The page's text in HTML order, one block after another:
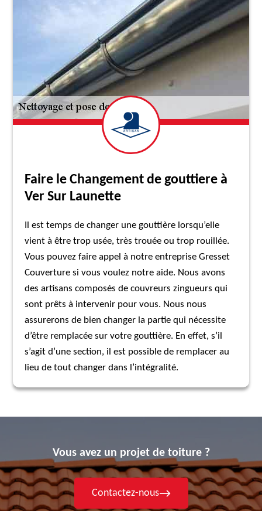
Faire le Changement de gouttiere à
Ver Sur Launette
Il est temps de changer une gouttière lorsqu’elle
vient à être trop usée, très trouée ou trop rouillée.
Vous pouvez faire appel à notre entreprise Gresset
Couverture si vous voulez notre aide. Nous avons
des artisans composés de couvreurs zingueurs qui
sont prêts à intervenir pour vous. Nous nous
assurerons de bien changer la partie qui nécessite
d’être remplacée sur votre gouttière. En effet, s’il
s’agit d’une section, il est possible de remplacer au
lieu de tout changer dans l’intégralité.
Vous avez un projet de toiture ?
Contactez-nous